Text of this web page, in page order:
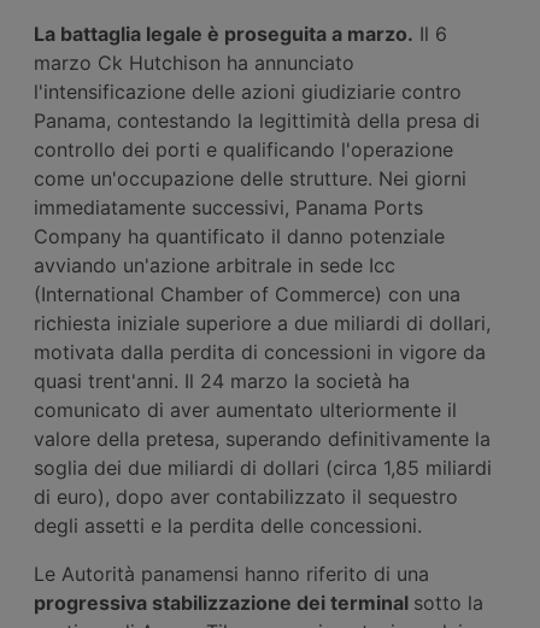
La battaglia legale è proseguita a marzo. Il 6
marzo Ck Hutchison ha annunciato
l'intensificazione delle azioni giudiziarie contro
Panama, contestando la legittimità della presa di
controllo dei porti e qualificando l'operazione
come un'occupazione delle strutture. Nei giorni
immediatamente successivi, Panama Ports
Company ha quantificato il danno potenziale
avviando un'azione arbitrale in sede Icc
(International Chamber of Commerce) con una
richiesta iniziale superiore a due miliardi di dollari,
motivata dalla perdita di concessioni in vigore da
quasi trent'anni. Il 24 marzo la società ha
comunicato di aver aumentato ulteriormente il
valore della pretesa, superando definitivamente la
soglia dei due miliardi di dollari (circa 1,85 miliardi
di euro), dopo aver contabilizzato il sequestro
degli assetti e la perdita delle concessioni.
Le Autorità panamensi hanno riferito di una
progressiva stabilizzazione dei terminal sotto la